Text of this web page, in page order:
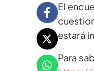
El
estará
Para